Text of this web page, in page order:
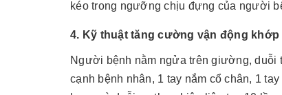
kéo trong ngưỡng chịu đựng của người
4. Kỹ thuật tăng cường vận động
Người bệnh nằm ngửa trên giường, duỗi
cạnh bệnh nhân, 1 tay nắm cổ chân, 1